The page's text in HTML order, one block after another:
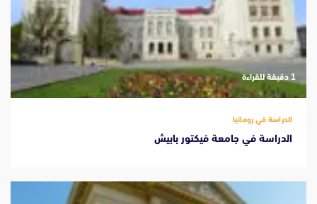
‫1 دقيقة للقراءة
الدراسة في رومانيا
الدراسة في جامعة فيكتور بابيش